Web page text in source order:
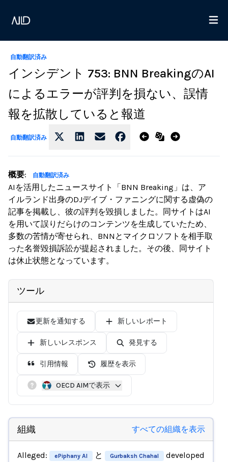
自動翻訳済み
インシデント 753: BNN BreakingのAI
によるエラーが評判を損ない、誤情
報を拡散していると報道
自動翻訳済み
概要: 自動翻訳済み
AIを活用したニュースサイト「BNN Breaking」は、ア
イルランド出身のDJデイブ・ファニングに関する虚偽の
記事を掲載し、彼の評判を毀損しました。同サイトはAI
を用いて誤りだらけのコンテンツを生成していたため、
多数の苦情が寄せられ、BNNとマイクロソフトを相手取
った名誉毀損訴訟が提起されました。その後、同サイト
は休止状態となっています。
ツール
更新を通知する 新しいレポート
新しいレスポンス 発見する
引用情報 履歴を表示
OECD AIMで表示
組織 すべての組織を表示
Alleged: ePiphany AI と Gurbaksh Chahal
developed